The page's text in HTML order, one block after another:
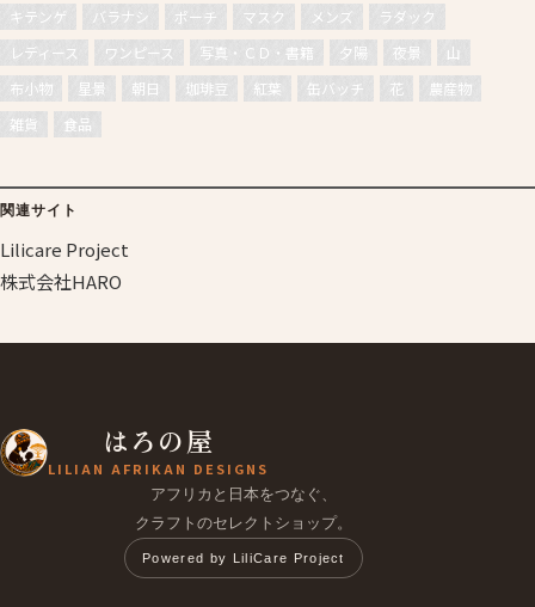
キテンゲ
バラナシ ポーチ マスク メンズ
ラダック
レディース
ワンピース 写真・ＣＤ・書籍 夕陽 夜景
山
布小物
星景 朝日 珈琲豆 紅葉 缶バッチ 花
農産物
雑貨
食品
関連サイト
Lilicare Project
株式会社HARO
はろの屋
LILIAN AFRIKAN DESIGNS
アフリカと日本をつなぐ、
クラフトのセレクトショップ。
Powered by LiliCare Project